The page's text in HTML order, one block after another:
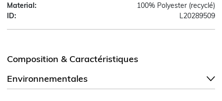
Material:
100% Polyester (recyclé)
ID:
L20289509
Composition & Caractéristiques
Environnementales